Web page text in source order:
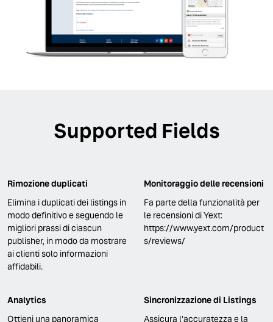
Supported Fields
Rimozione duplicati
Elimina i duplicati dei listings in
modo definitivo e seguendo le
migliori prassi di ciascun
publisher, in modo da mostrare
ai clienti solo informazioni
affidabili.
Monitoraggio delle recensioni
Fa parte della funzionalità per
le recensioni di Yext:
https://www.yext.com/product
s/reviews/
Analytics
Ottieni una panoramica
Sincronizzazione di Listings
Assicura l'accuratezza e la